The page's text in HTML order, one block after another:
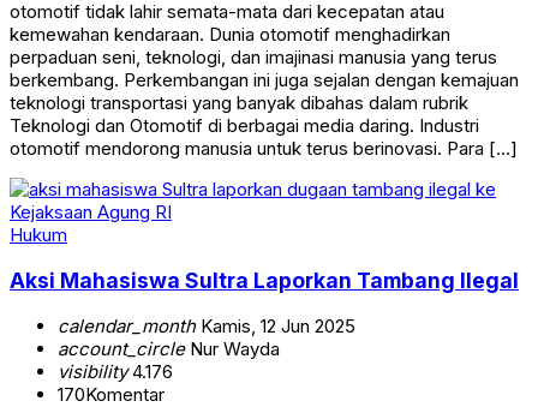
otomotif tidak lahir semata-mata dari kecepatan atau
kemewahan kendaraan. Dunia otomotif menghadirkan
perpaduan seni, teknologi, dan imajinasi manusia yang terus
berkembang. Perkembangan ini juga sejalan dengan kemajuan
teknologi transportasi yang banyak dibahas dalam rubrik
Teknologi dan Otomotif di berbagai media daring. Industri
otomotif mendorong manusia untuk terus berinovasi. Para […]
Hukum
Aksi Mahasiswa Sultra Laporkan Tambang Ilegal
calendar_monthKamis, 12 Jun 2025
account_circleNur Wayda
visibility4.176
170Komentar